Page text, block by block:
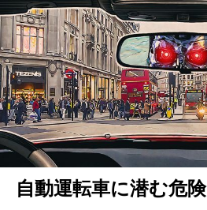
自動運転車に潜む危険